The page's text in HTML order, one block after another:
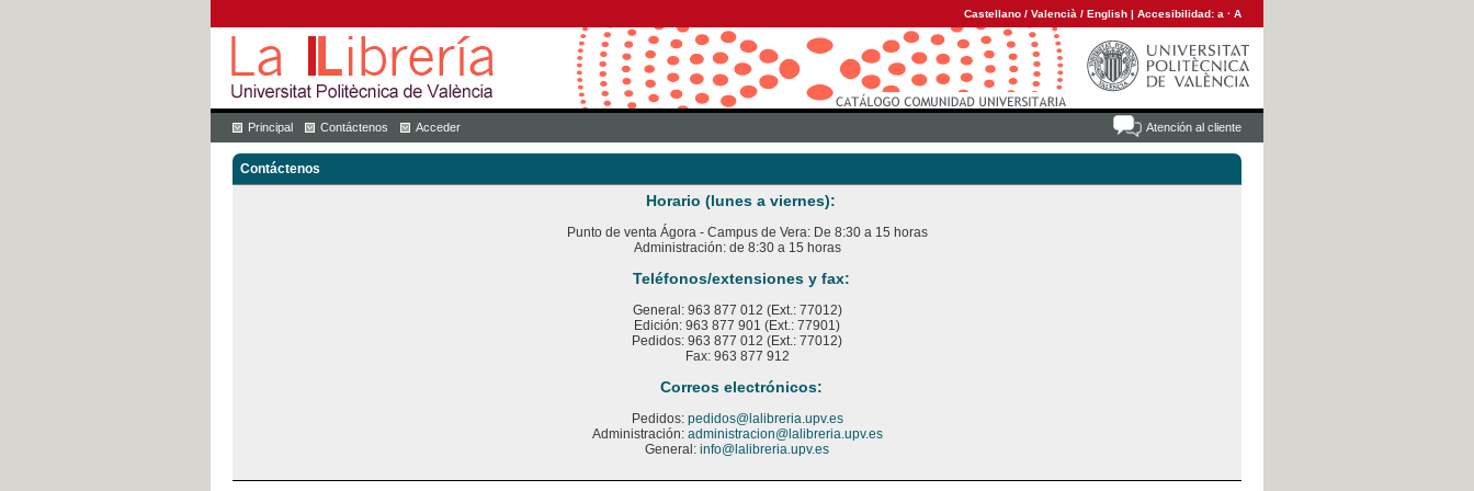
Castellano / Valencià / English | Accesibilidad: a · A
Atención al cliente
Principal Contáctenos Acceder
Contáctenos
Horario (lunes a viernes):
Punto de venta Ágora - Campus de Vera: De 8:30 a 15 horas
Administración: de 8:30 a 15 horas
Teléfonos/extensiones y fax:
General: 963 877 012 (Ext.: 77012)
Edición: 963 877 901 (Ext.: 77901)
Pedidos: 963 877 012 (Ext.: 77012)
Fax: 963 877 912
Correos electrónicos:
Pedidos: pedidos@lalibreria.upv.es
Administración: administracion@lalibreria.upv.es
General: info@lalibreria.upv.es